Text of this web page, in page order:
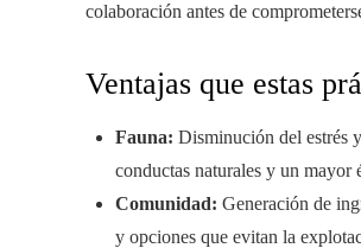
colaboración antes de
Ventajas que estas
Fauna: Disminución del estrés
conductas naturales y un mayor
Comunidad: Generación de
y opciones que evitan la